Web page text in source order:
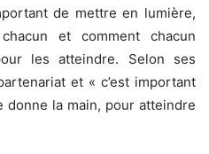
de mettre en lumière,
et comment chacun
les atteindre. Selon ses
et « c’est important
donne la main, pour atteindre